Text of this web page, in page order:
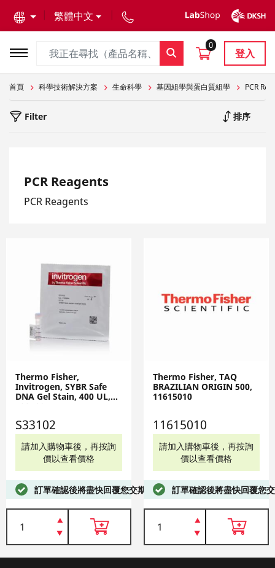
繁體中文
0
登入
首頁 科學技術解決方案 生命科學 基因組學與蛋白質組學 PCR
Filter 排序
PCR Reagents
PCR Reagents
Thermo Fisher,
Invitrogen, SYBR Safe
DNA Gel Stain, 400 UL,
S33102
S33102
請加入購物車後，再按詢
價以查看價格
訂單確認後將盡快回覆您交期
Thermo Fisher, TAQ
BRAZILIAN ORIGIN 500,
11615010
11615010
請加入購物車後，再按詢
價以查看價格
訂單確認後將盡快回覆您